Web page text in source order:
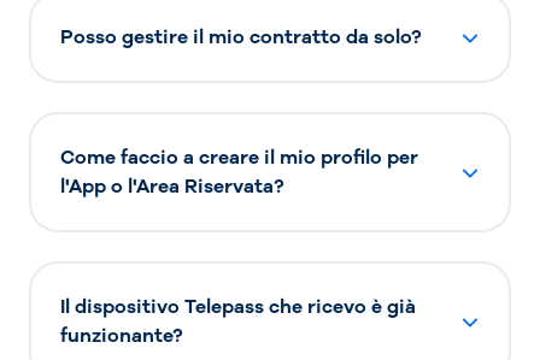
Posso gestire il mio contratto da solo?
Come faccio a creare il mio profilo per
l'App o l'Area Riservata?
Il dispositivo Telepass che ricevo è già
funzionante?